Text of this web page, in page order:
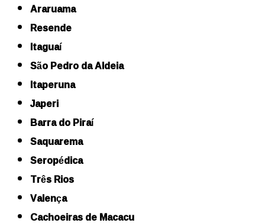
Araruama
Resende
Itaguaí
São Pedro da Aldeia
Itaperuna
Japeri
Barra do Piraí
Saquarema
Seropédica
Três Rios
Valença
Cachoeiras de Macacu